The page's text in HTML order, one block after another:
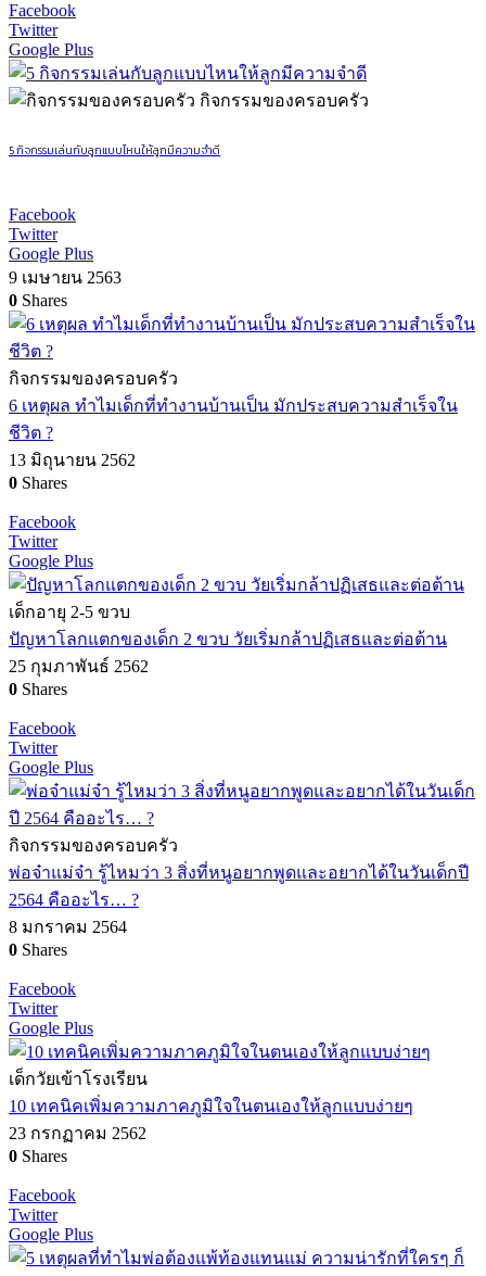
Facebook
Twitter
Google Plus
กิจกรรมของครอบครัว
5 กิจกรรมเล่นกับลูกแบบไหนให้ลูกมีความจำดี
Facebook
Twitter
Google Plus
9 เมษายน 2563
0 Shares
กิจกรรมของครอบครัว
6 เหตุผล ทำไมเด็กที่ทำงานบ้านเป็น มักประสบความสำเร็จใน
ชีวิต ?
13 มิถุนายน 2562
0 Shares
Facebook
Twitter
Google Plus
เด็กอายุ 2-5 ขวบ
ปัญหาโลกแตกของเด็ก 2 ขวบ วัยเริ่มกล้าปฏิเสธและต่อต้าน
25 กุมภาพันธ์ 2562
0 Shares
Facebook
Twitter
Google Plus
กิจกรรมของครอบครัว
พ่อจ๋าแม่จ๋า รู้ไหมว่า 3 สิ่งที่หนูอยากพูดและอยากได้ในวันเด็กปี
2564 คืออะไร… ?
8 มกราคม 2564
0 Shares
Facebook
Twitter
Google Plus
เด็กวัยเข้าโรงเรียน
10 เทคนิคเพิ่มความภาคภูมิใจในตนเองให้ลูกแบบง่ายๆ
23 กรกฏาคม 2562
0 Shares
Facebook
Twitter
Google Plus